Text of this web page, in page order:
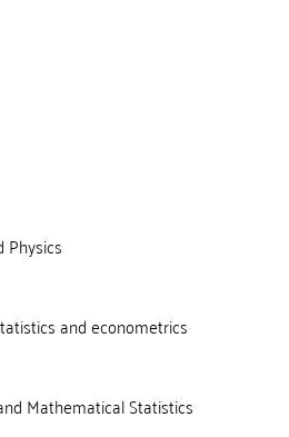
Physics
and econometrics
Mathematical Statistics